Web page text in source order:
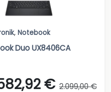
, Notebook
Duo UX8406CA
€ 2.099,00 €